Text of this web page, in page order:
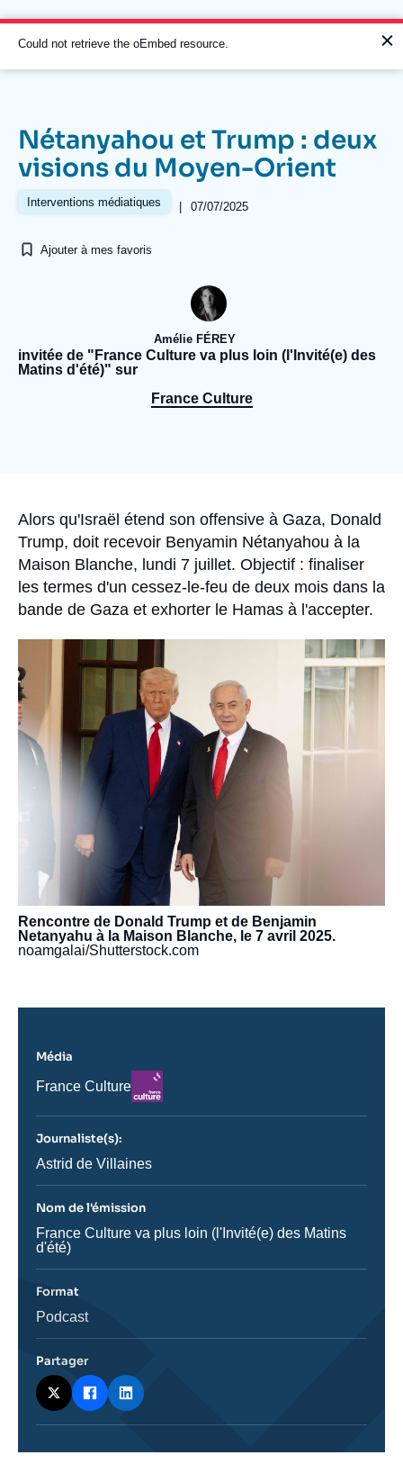
au
contenu
principal
Navigation
principale
L'Ifri
Analyses
Se connecter
Recherches fréquentes
Proche-Orient
Nétanyahou et Trump : deux
visions du Moyen-Orient
Interventions médiatiques | 07/07/2025
Ajouter à mes favoris
Amélie FÉREY
invitée de "France Culture va plus loin (l'Invité(e) des
Matins d'été)" sur
France Culture
Accroche
Alors qu'Israël étend son offensive à Gaza, Donald
Trump, doit recevoir Benyamin Nétanyahou à la
Maison Blanche, lundi 7 juillet. Objectif : finaliser
les termes d'un cessez-le-feu de deux mois dans la
bande de Gaza et exhorter le Hamas à l'accepter.
principale
médiatique
Rencontre de Donald Trump et de Benjamin
Netanyahu à la Maison Blanche, le 7 avril 2025.
noamgalai/Shutterstock.com
Média
Nom
journal,
ou
émission
France Culture
Logo
Journaliste(s):
Journaliste
Astrid de Villaines
Nom de l'émission
Nom
de
France Culture va plus loin (l'Invité(e) des Matins
d'été)
Format
Catégorie
Podcast
Partager
Message
d'erreur
Could not retrieve the oEmbed resource.